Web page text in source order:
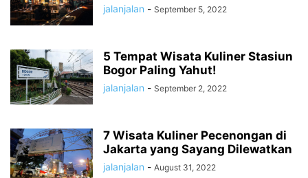
jalanjalan - September 5, 2022
5 Tempat Wisata Kuliner Stasiun
Bogor Paling Yahut!
jalanjalan - September 2, 2022
7 Wisata Kuliner Pecenongan di
Jakarta yang Sayang Dilewatkan
jalanjalan - August 31, 2022